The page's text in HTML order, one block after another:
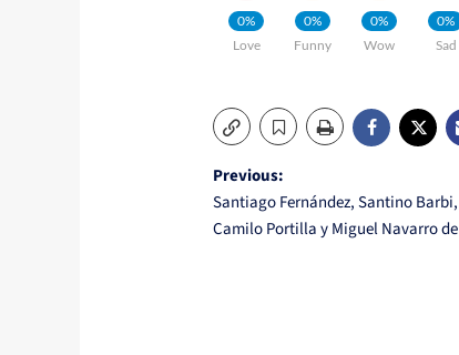
0%
Love
0%
Funny
0%
Wow
0%
Sad
Post
navigation
Previous:
Santiago Fernández, Santino
Camilo Portilla y Miguel Navarro